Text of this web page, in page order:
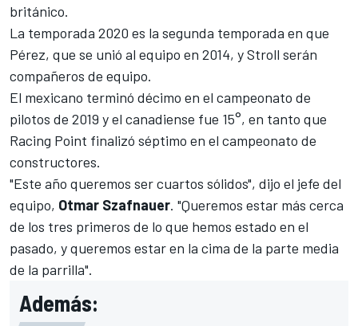
británico.
La temporada 2020 es la segunda temporada en que
Pérez, que se unió al equipo en 2014, y Stroll serán
compañeros de equipo.
El mexicano terminó décimo en el campeonato de
pilotos de 2019 y el canadiense fue 15°, en tanto que
Racing Point finalizó séptimo en el campeonato de
constructores.
"Este año queremos ser cuartos sólidos", dijo el jefe del
equipo, Otmar Szafnauer. "Queremos estar más cerca
de los tres primeros de lo que hemos estado en el
pasado, y queremos estar en la cima de la parte media
de la parrilla".
Además: